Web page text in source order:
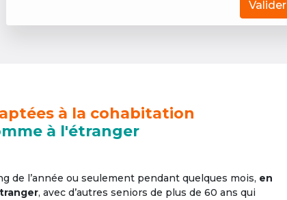
Valider
à la cohabitation
à l'étranger
de l’année ou seulement pendant quelques mois, en
, avec d’autres seniors de plus de 60 ans qui